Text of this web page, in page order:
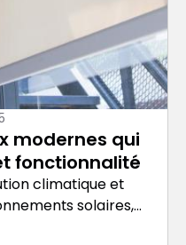
modernes qui
fonctionnalité
climatique et
solaires,
habitat